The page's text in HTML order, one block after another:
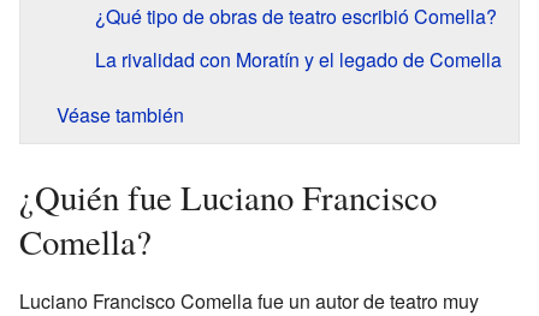
¿Qué tipo de obras de teatro escribió Comella?
La rivalidad con Moratín y el legado de Comella
Véase también
¿Quién fue Luciano Francisco
Comella?
Luciano Francisco Comella fue un autor de teatro muy